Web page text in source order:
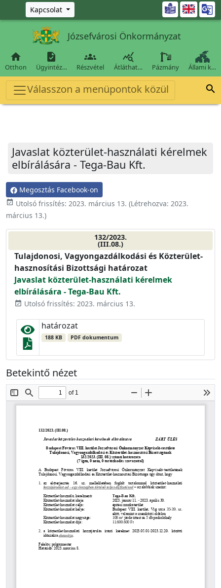
Ugrás a fő tartalomra
Kapcsolat 
Józsefvárosi Önkormányzat

Otthon

Ügyintéz…

Részvétel

Átláthat… Pázmány Állami k…
Válasszon a menüpontok közül 
Javaslat közterület-használati kérelmek
elbírálására - Tega-Bau Kft.
Megosztás Facebook-on
event_available Utolsó frissítés: 2023. március 13. (Létrehozva: 2023.
március 13.)
132/2023.
(III.08.)
Tulajdonosi, Vagyongazdálkodási és Közterület-
hasznosítási Bizottsági határozat
Javaslat közterület-használati kérelmek
elbírálására - Tega-Bau Kft.
event_available Utolsó frissítés: 2023. március 13.
határozat
188 KB PDF dokumentum
Betekintő nézet